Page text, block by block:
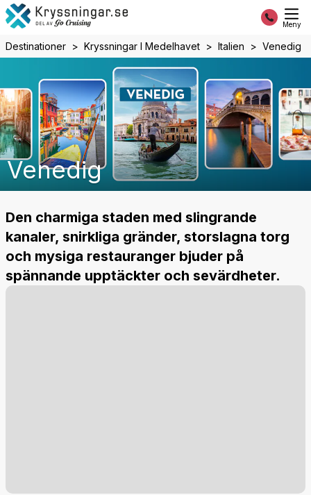
Meny
Destinationer Kryssningar I Medelhavet Italien Venedig
Venedig
Den charmiga staden med slingrande
kanaler, snirkliga gränder, storslagna torg
och mysiga restauranger bjuder på
spännande upptäckter och sevärdheter.